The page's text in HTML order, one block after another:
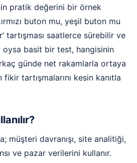
pratik değerini bir örnek
buton mu, yeşil buton mu
tartışması saatlerce sürebilir ve
oysa basit bir test, hangisinin
günde net rakamlarla ortaya
tartışmalarını kesin kanıtla
müşteri davranışı, site analitiği,
ve pazar verilerini kullanır.